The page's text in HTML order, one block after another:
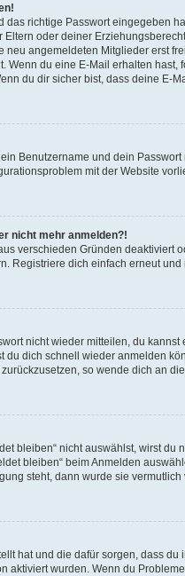
richtige Passwort eingegeben
oder deiner
angemeldeten Mitglieder erst
Wenn du eine E-Mail erhalten
du dir sicher bist, dass deine E-
Benutzername und dein
mit der Website
nicht mehr anmelden?!
verschieden Gründen
Registriere dich einfach erneut
nicht wieder mitteilen, du
du dich schnell wieder anmelden
so wende dich an
bleiben“ nicht auswählst, wirst
bleiben“ beim Anmelden
steht, dann wurde sie
hat und die dafür sorgen, dass
aktiviert wurden. Wenn du